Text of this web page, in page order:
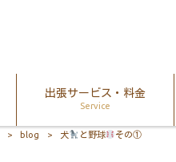
出張サービス・料金
Service
> blog > 犬 と野球 その①